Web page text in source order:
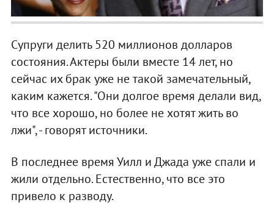
Супруги делить 520 миллионов долларов
состояния.Актеры были вместе 14 лет, но
сейчас их брак уже не такой замечательный,
каким кажется."Они долгое время делали вид,
что все хорошо, но более не хотят жить во
лжи", - говорят источники.
В последнее время Уилл и Джада уже спали и
жили отдельно.Естественно, что все это
привело к разводу.